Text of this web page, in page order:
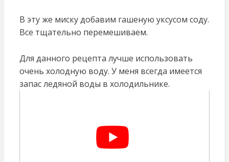
В эту же миску добавим гашеную уксусом соду.
Все тщательно перемешиваем.
Для данного рецепта лучше использовать
очень холодную воду. У меня всегда имеется
запас ледяной воды в холодильнике.